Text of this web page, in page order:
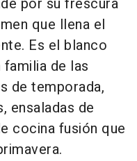
que llena el
Es el blanco
de las
de temporada,
ensaladas de
cocina fusión que